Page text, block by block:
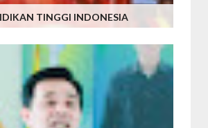
TINGGI INDONESIA